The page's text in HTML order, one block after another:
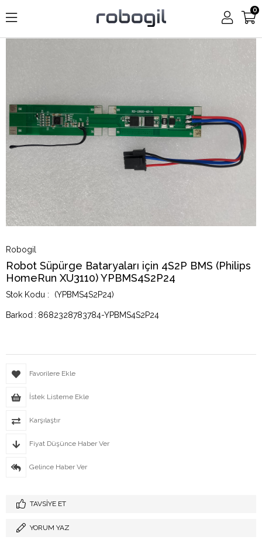
0
Robogil
Robot Süpürge Bataryaları için 4S2P BMS (Philips
HomeRun XU3110) YPBMS4S2P24
(YPBMS4S2P24)
Barkod : 8682328783784-YPBMS4S2P24
Favorilere Ekle
İstek Listeme Ekle
Karşılaştır
Fiyat Düşünce Haber Ver
Gelince Haber Ver
TAVSIYE ET
YORUM YAZ